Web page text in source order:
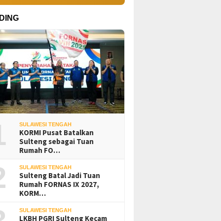
SULAWESI TENGAH
KORMI Pusat Batalkan
Sulteng sebagai Tuan
Rumah FO…
SULAWESI TENGAH
Sulteng Batal Jadi Tuan
Rumah FORNAS IX 2027,
KORM…
SULAWESI TENGAH
LKBH PGRI Sulteng Kecam